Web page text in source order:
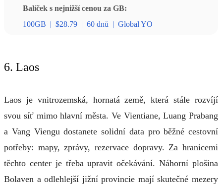
Balíček s nejnižší cenou za GB:
100GB | $28.79 | 60 dnů | Global YO
6. Laos
Laos je vnitrozemská, hornatá země, která stále rozvíjí
svou síť mimo hlavní města. Ve Vientiane, Luang Prabang
a Vang Viengu dostanete solidní data pro běžné cestovní
potřeby: mapy, zprávy, rezervace dopravy. Za hranicemi
těchto center je třeba upravit očekávání. Náhorní plošina
Bolaven a odlehlejší jižní provincie mají skutečné mezery